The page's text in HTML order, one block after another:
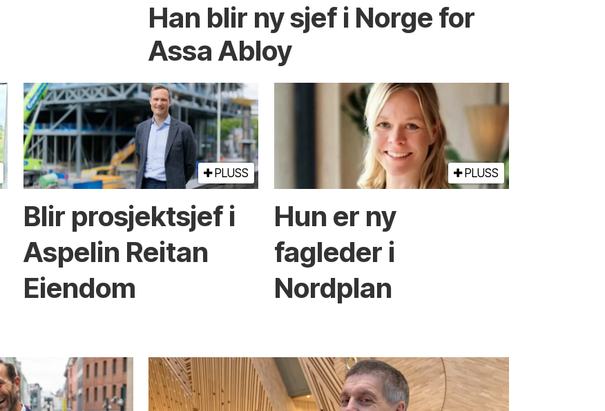
Han blir ny sjef i Norge for
Assa Abloy
PLUSS
Blir prosjektsjef i
Aspelin Reitan
Eiendom
PLUSS
Hun er ny
fagleder i
Nordplan